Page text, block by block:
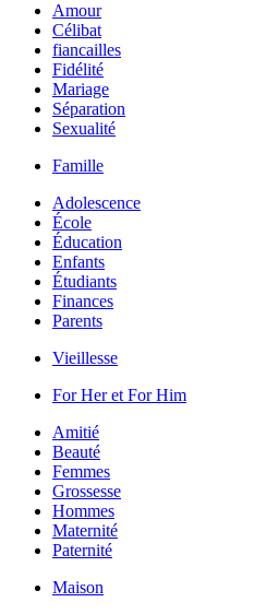
Amour
Célibat
fiancailles
Fidélité
Mariage
Séparation
Sexualité
Famille
Adolescence
École
Éducation
Enfants
Étudiants
Finances
Parents
Vieillesse
For Her et For Him
Amitié
Beauté
Femmes
Grossesse
Hommes
Maternité
Paternité
Maison